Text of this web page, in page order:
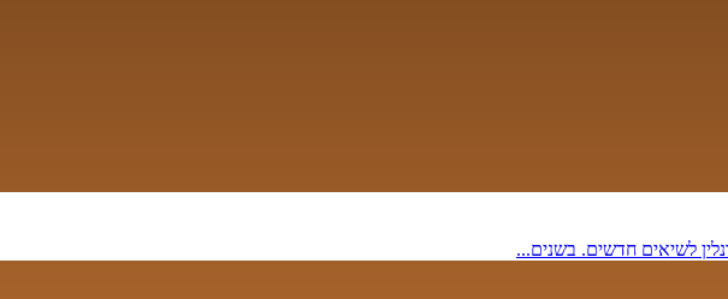
לשיאים חדשים. בשנים...